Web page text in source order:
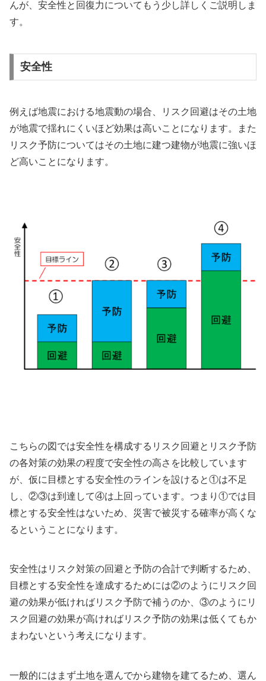
んが、安全性と回復力についてもう少し詳しくご説明しま
す。
安全性
例えば地震における地震動の場合、リスク回避はその土地
が地震で揺れにくいほど効果は高いことになります。また
リスク予防についてはその土地に建つ建物が地震に強いほ
ど高いことになります。
こちらの図では安全性を構成するリスク回避とリスク予防
の各対策の効果の程度で安全性の高さを比較しています
が、仮に目標とする安全性のラインを設けると①は不足
し、②③は到達して④は上回っています。つまり①では目
標とする安全性はないため、災害で被災する確率が高くな
るということになります。
安全性はリスク対策の回避と予防の合計で判断するため、
目標とする安全性を達成するためには②のようにリスク回
避の効果が低ければリスク予防で補うのか、③のようにリ
スク回避の効果が高ければリスク予防の効果は低くてもか
まわないという考えになります。
一般的にはまず土地を選んでから建物を建てるため、選ん